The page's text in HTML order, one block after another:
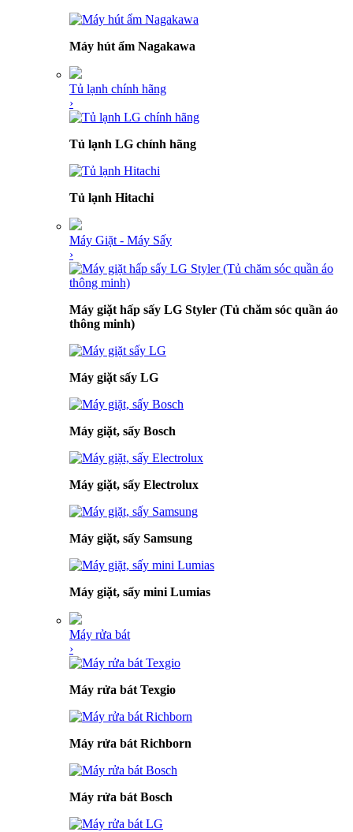
Máy hút ẩm Nagakawa
Tủ lạnh chính hãng
›
Tủ lạnh LG chính hãng
Tủ lạnh Hitachi
Máy Giặt - Máy Sấy
›
Máy giặt hấp sấy LG Styler (Tủ chăm sóc quần áo
thông minh)
Máy giặt sấy LG
Máy giặt, sấy Bosch
Máy giặt, sấy Electrolux
Máy giặt, sấy Samsung
Máy giặt, sấy mini Lumias
Máy rửa bát
›
Máy rửa bát Texgio
Máy rửa bát Richborn
Máy rửa bát Bosch